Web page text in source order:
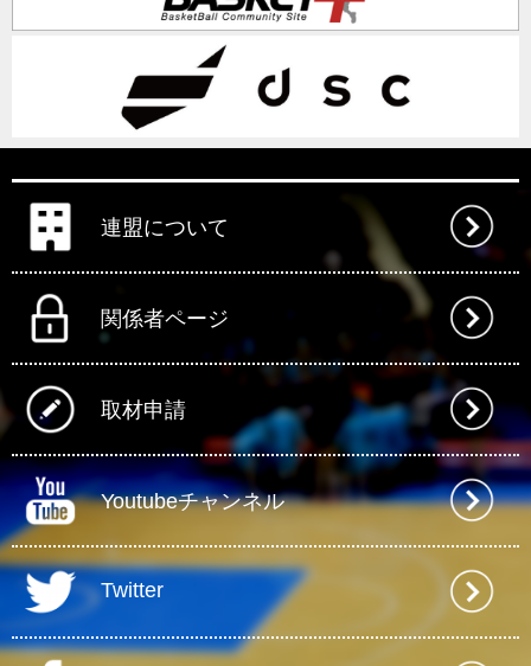
連盟について
関係者ページ
取材申請
Youtubeチャンネル
Twitter